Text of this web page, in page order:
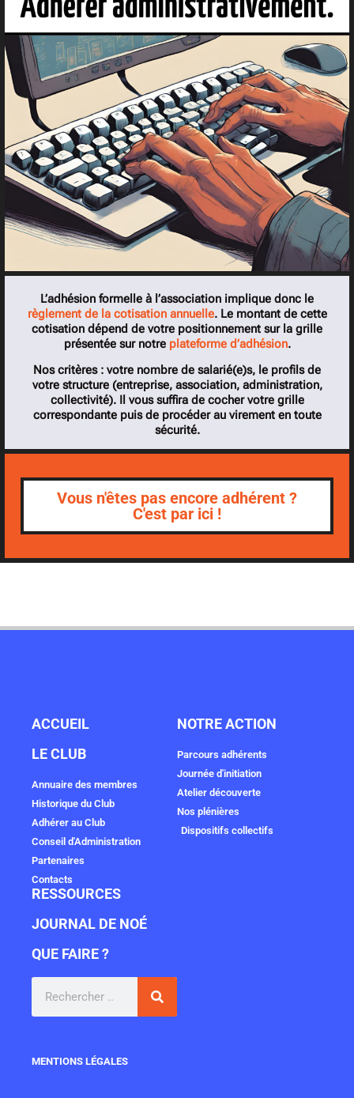
L’adhésion formelle à l’association implique donc le
règlement de la cotisation annuelle. Le montant de cette
cotisation dépend de votre positionnement sur la grille
présentée sur notre plateforme d’adhésion.
Nos critères : votre nombre de salarié(e)s, le profils de
votre structure (entreprise, association, administration,
collectivité). Il vous suffira de cocher votre grille
correspondante puis de procéder au virement en toute
sécurité.
Vous n'êtes pas encore adhérent ?
C'est par ici !
ACCUEIL
LE CLUB
Annuaire des membres
Historique du Club
Adhérer au Club
Conseil d'Administration
Partenaires
Contacts
NOTRE ACTION
Parcours adhérents
Journée d'initiation
Atelier découverte
Nos plénières
Dispositifs collectifs
RESSOURCES
JOURNAL DE NOÉ
QUE FAIRE ?
MENTIONS LÉGALES